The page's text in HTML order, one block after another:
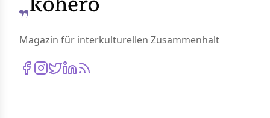
Magazin für interkulturellen Zusammenhalt